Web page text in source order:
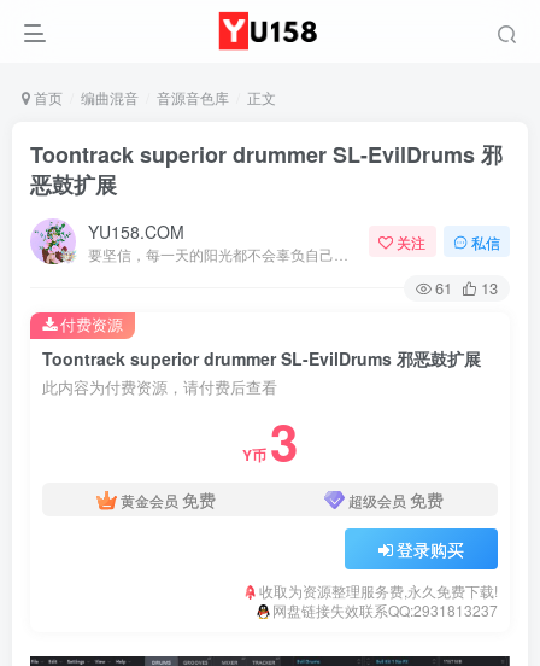
首页 编曲混音 音源音色库 正文
Toontrack superior drummer SL-EvilDrums 邪
恶鼓扩展
YU158.COM 关注 私信
61 13
Toontrack superior drummer SL-EvilDrums 邪恶鼓扩展
此内容为付费资源，请付费后查看
Y币 3
黄金会员 免费 超级会员 免费
登录购买
收取为资源整理服务费,永久免费下载!
网盘链接失效联系QQ:2931813237
付费资源